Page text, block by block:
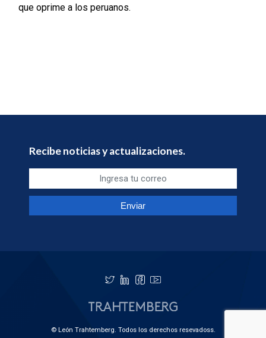
que oprime a los peruanos.
Recibe noticias y actualizaciones.
© León Trahtemberg. Todos los derechos resevadoss.